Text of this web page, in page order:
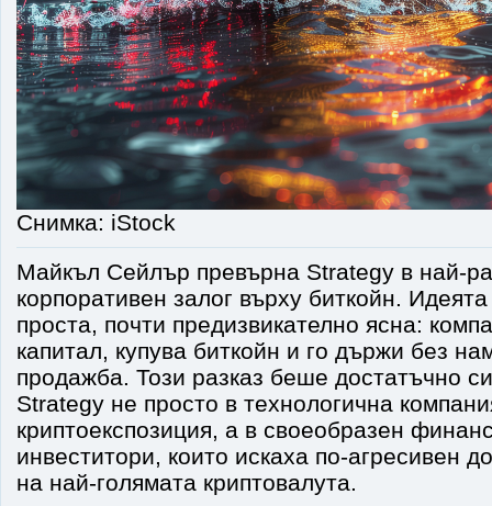
Снимка: iStock
Майкъл Сейлър превърна Strategy в най-
корпоративен залог върху биткойн.
проста, почти предизвикателно ясна:
капитал, купува биткойн и го държи без
продажба. Този разказ беше достатъчно
Strategy не просто в технологична
криптоекспозиция, а в своеобразен
инвеститори, които искаха по-агресивен
на най-голямата криптовалута.